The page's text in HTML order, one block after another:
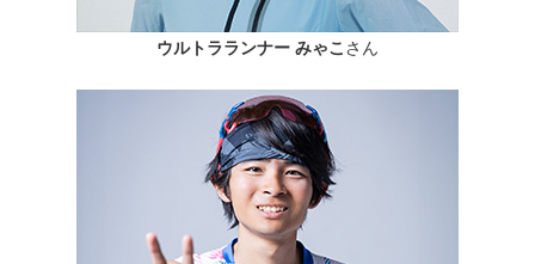
ウルトラランナー みゃこ さん